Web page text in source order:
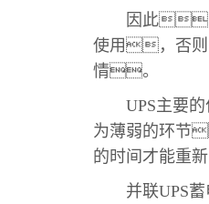
因此，麻
使用，否则
情。
UPS主要的
为薄弱的环节
的时间才能重
并联UPS蓄